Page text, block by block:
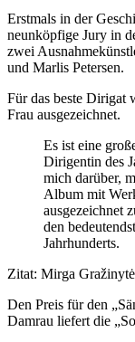
Erstmals in der
neunköpfige Jury in
zwei
und Marlis Petersen.
Für das beste Dirigat
Frau ausgezeichnet.
Es ist eine
Dirigentin des
mich darüber,
Album mit
ausgezeichnet
den
Jahrhunderts.
Zitat: Mirga
Den Preis für den
Damrau liefert die